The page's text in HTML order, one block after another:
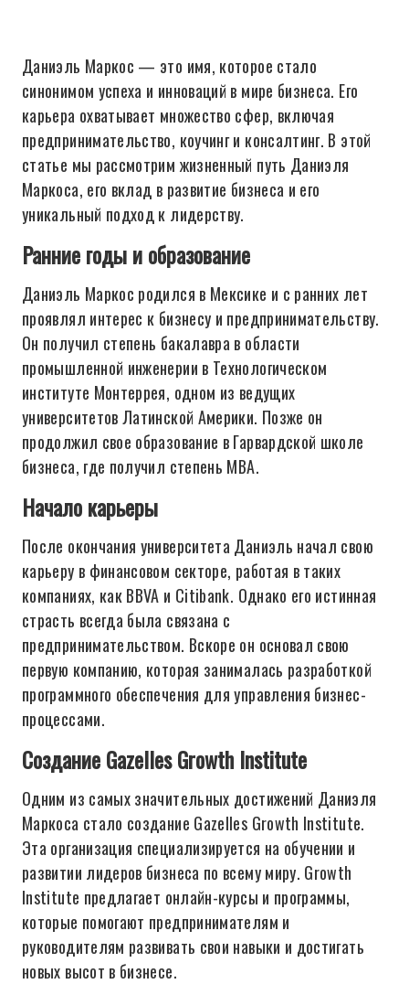
Даниэль Маркос — это имя, которое стало
синонимом успеха и инноваций в мире бизнеса. Его
карьера охватывает множество сфер, включая
предпринимательство, коучинг и консалтинг. В этой
статье мы рассмотрим жизненный путь Даниэля
Маркоса, его вклад в развитие бизнеса и его
уникальный подход к лидерству.
Ранние годы и образование
Даниэль Маркос родился в Мексике и с ранних лет
проявлял интерес к бизнесу и предпринимательству.
Он получил степень бакалавра в области
промышленной инженерии в Технологическом
институте Монтеррея, одном из ведущих
университетов Латинской Америки. Позже он
продолжил свое образование в Гарвардской школе
бизнеса, где получил степень MBA.
Начало карьеры
После окончания университета Даниэль начал свою
карьеру в финансовом секторе, работая в таких
компаниях, как BBVA и Citibank. Однако его истинная
страсть всегда была связана с
предпринимательством. Вскоре он основал свою
первую компанию, которая занималась разработкой
программного обеспечения для управления бизнес-
процессами.
Создание Gazelles Growth Institute
Одним из самых значительных достижений Даниэля
Маркоса стало создание Gazelles Growth Institute.
Эта организация специализируется на обучении и
развитии лидеров бизнеса по всему миру. Growth
Institute предлагает онлайн-курсы и программы,
которые помогают предпринимателям и
руководителям развивать свои навыки и достигать
новых высот в бизнесе.